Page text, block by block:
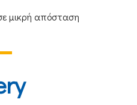
μικρή απόσταση